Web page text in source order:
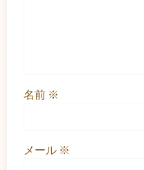
名前 ※
メール ※